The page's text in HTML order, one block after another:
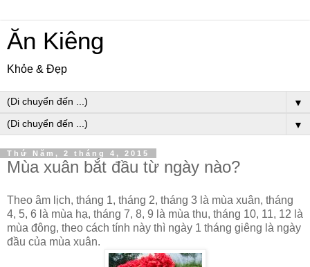
Ăn Kiêng
Khỏe & Đẹp
▼
▼
Thứ Năm, 2 tháng 4, 2015
Mùa xuân bắt đầu từ ngày nào?
Theo âm lịch, tháng 1, tháng 2, tháng 3 là mùa xuân, tháng
4, 5, 6 là mùa hạ, tháng 7, 8, 9 là mùa thu, tháng 10, 11, 12 là
mùa đông, theo cách tính này thì ngày 1 tháng giêng là ngày
đầu của mùa xuân.